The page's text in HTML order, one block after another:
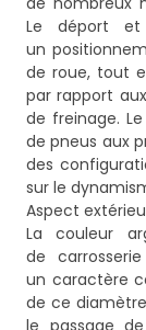
Le déport
un
de roue, tout
par rapport
de freinage.
de pneus aux
des
sur le
Aspect
La couleur
de
un caractère
de ce